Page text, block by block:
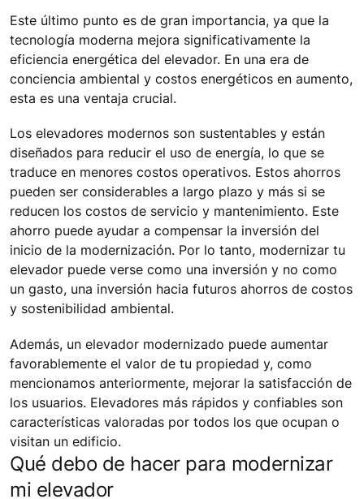
Este último punto es de gran importancia, ya que la
tecnología moderna mejora significativamente la
eficiencia energética del elevador. En una era de
conciencia ambiental y costos energéticos en aumento,
esta es una ventaja crucial.
Los elevadores modernos son sustentables y están
diseñados para reducir el uso de energía, lo que se
traduce en menores costos operativos. Estos ahorros
pueden ser considerables a largo plazo y más si se
reducen los costos de servicio y mantenimiento. Este
ahorro puede ayudar a compensar la inversión del
inicio de la modernización. Por lo tanto, modernizar tu
elevador puede verse como una inversión y no como
un gasto, una inversión hacia futuros ahorros de costos
y sostenibilidad ambiental.
Además, un elevador modernizado puede aumentar
favorablemente el valor de tu propiedad y, como
mencionamos anteriormente, mejorar la satisfacción de
los usuarios. Elevadores más rápidos y confiables son
características valoradas por todos los que ocupan o
visitan un edificio.
Qué debo de hacer para modernizar
mi elevador